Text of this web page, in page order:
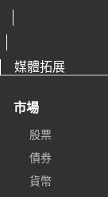
媒體拓展
市場
股票
債券
貨幣